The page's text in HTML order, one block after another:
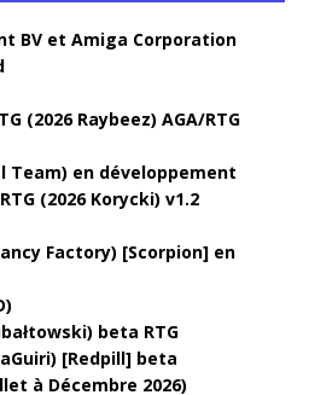
BV et Amiga Corporation
(2026 Raybeez) AGA/RTG
Team) en développement
(2026 Korycki) v1.2
Factory) [Scorpion] en
beta RTG
[Redpill] beta
à Décembre 2026)